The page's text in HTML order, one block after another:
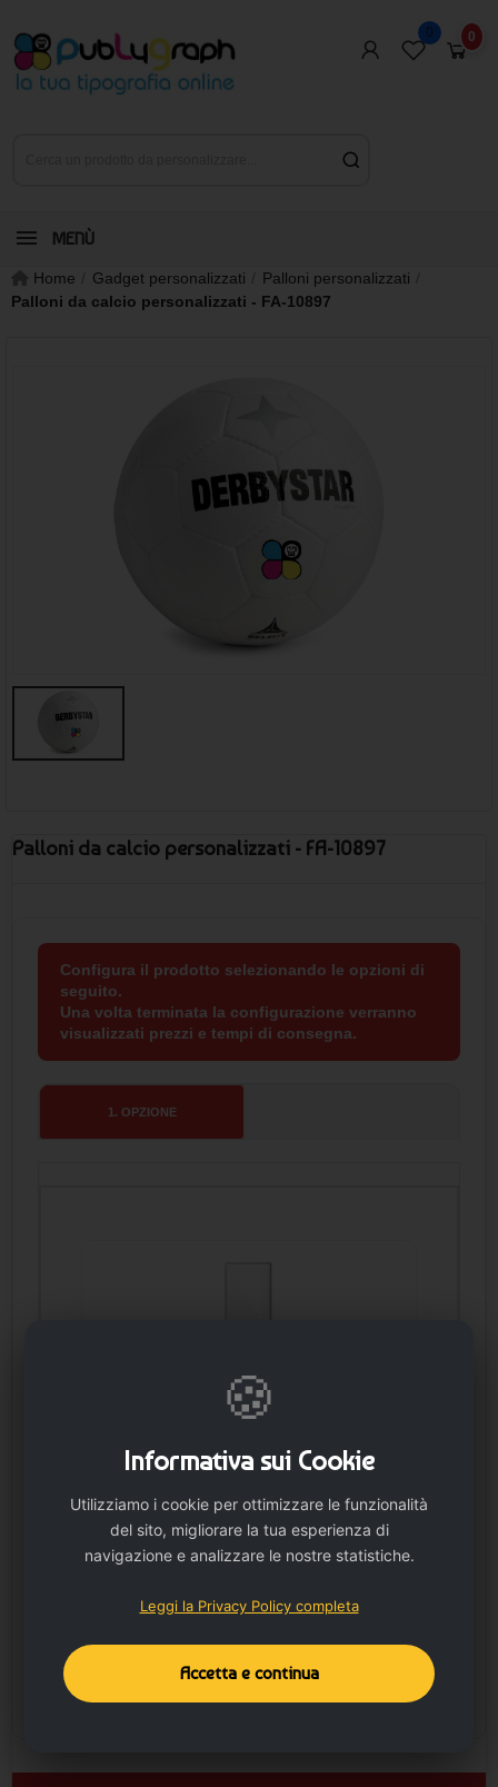
0 0
MENÙ
Home Gadget personalizzati
Palloni personalizzati
Palloni da calcio personalizzati - FA-10897
Palloni da calcio personalizzati - FA-10897
Configura il prodotto selezionando le opzioni di
seguito.
Una volta terminata la configurazione verranno
visualizzati prezzi e tempi di consegna.
1 . OPZIONE
Standard
🍪
Informativa sui Cookie
Utilizziamo i cookie per ottimizzare le funzionalità
del sito, migliorare la tua esperienza di
navigazione e analizzare le nostre statistiche.
Leggi la Privacy Policy completa
Accetta e continua